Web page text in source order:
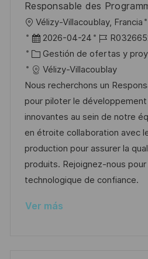
l
i
c
a
c
i
ó
n
Responsable des
U
b
c
a
c
i
ó
n
Vélizy-Villacoublay, Francia
F
e
c
h
a
d
e
p
u
b
i
2026-04-24
I
D
d
e
e
m
p
l
e
o
C
a
t
e
g
o
r
í
a
Gestión de ofertas y
Vélizy-Villacoublay
Nous recherchons un
pour piloter le
innovantes au sein de notre
en étroite collaboration avec
production pour assurer la
produits. Rejoignez-nous
technologique de confiance.
Ver más